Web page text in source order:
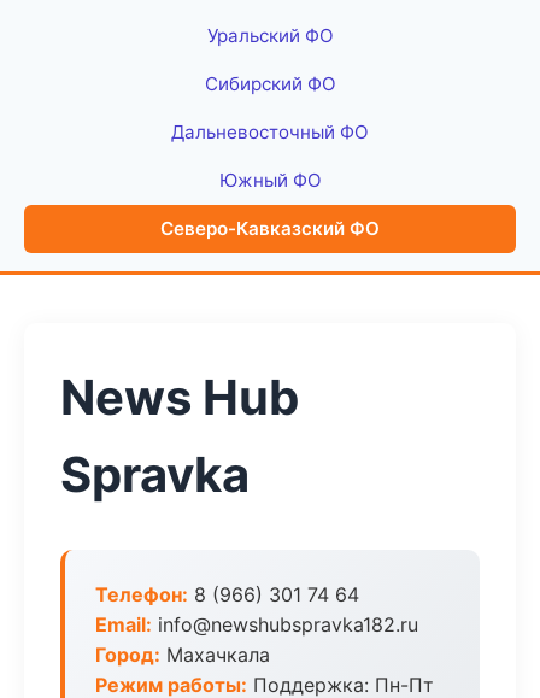
Уральский ФО
Сибирский ФО
Дальневосточный ФО
Южный ФО
Северо-Кавказский ФО
News Hub
Spravka
Телефон: 8 (966) 301 74 64
Email: info@newshubspravka182.ru
Город: Махачкала
Режим работы: Поддержка: Пн-Пт